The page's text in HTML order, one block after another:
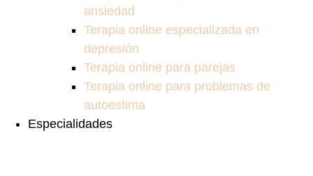
ansiedad
Terapia online especializada en
depresión
Terapia online para parejas
Terapia online para problemas de
autoestima
Especialidades